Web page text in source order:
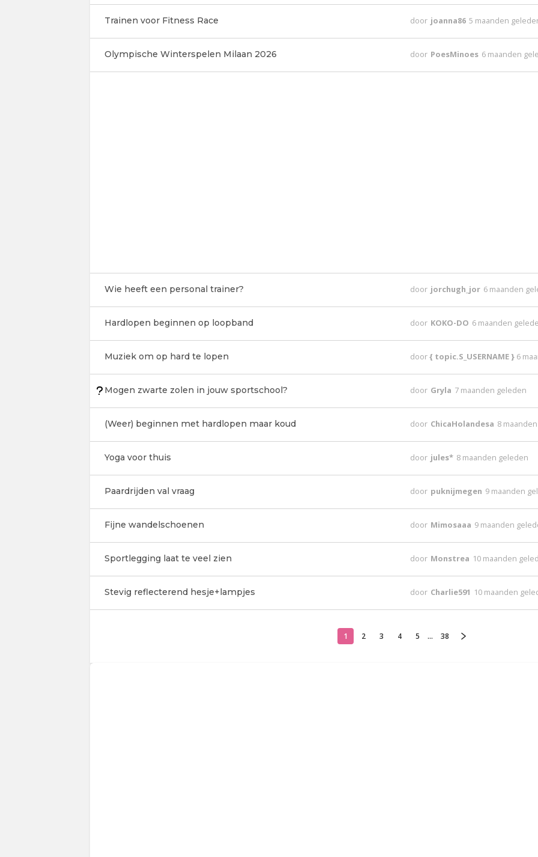
Trainen voor Fitness Race door joanna86 5 maanden
Olympische Winterspelen Milaan 2026 door PoesMinoes 6 maanden
Wie heeft een personal trainer? door jorchugh_jor 6 maanden
Hardlopen beginnen op loopband door KOKO-DO 6 maanden
Muziek om op hard te lopen door{ topic.S_USERNAME } 6
Mogen zwarte zolen in jouw sportschool? door Gryla 7 maanden geleden
(Weer) beginnen met hardlopen maar koud door ChicaHolandesa 8
Yoga voor thuis door jules* 8 maanden geleden
Paardrijden val vraag door puknijmegen 9 maanden
Fijne wandelschoenen door Mimosaaa 9 maanden
Sportlegging laat te veel zien door Monstrea 10 maanden
Stevig reflecterend hesje+lampjes door Charlie591 10 maanden
1 2 3 4 5 ... 38